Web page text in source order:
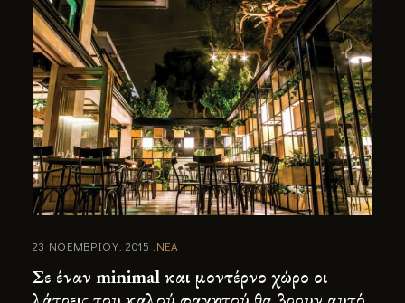
23 ΝΟΕΜΒΡΙΟΥ, 2015 ΝΕΑ
Σε έναν minimal και µοντέρνο χώρο οι